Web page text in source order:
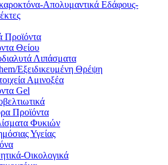
Απολυμαντικά Εδάφους-
Προϊόντα
Θείου
Λιπάσματα
Εξειδικευμένη Θρέψη
Αμινοξέα
Gel
Προϊόντα
Φυκιών
Υγείας
Οικολογικά